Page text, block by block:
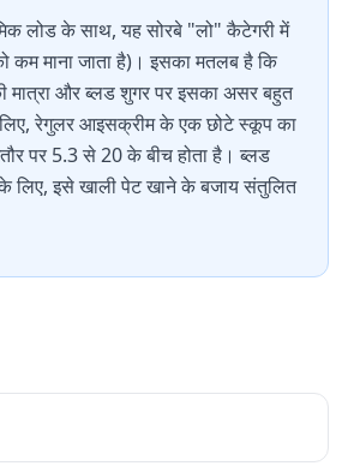
लोड के साथ, यह सोरबे "लो" कैटेगरी में
माना जाता है)। इसका मतलब है कि
मात्रा और ब्लड शुगर पर इसका असर बहुत
रेगुलर आइसक्रीम के एक छोटे स्कूप का
पर 5.3 से 20 के बीच होता है। ब्लड
लिए, इसे खाली पेट खाने के बजाय संतुलित